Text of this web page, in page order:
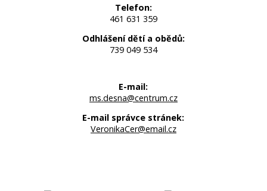
Telefon:
461 631 359
Odhlášení dětí a obědů:
739 049 534
E-mail:
ms.desna@centrum.cz
E-mail správce stránek:
VeronikaCer@email.cz